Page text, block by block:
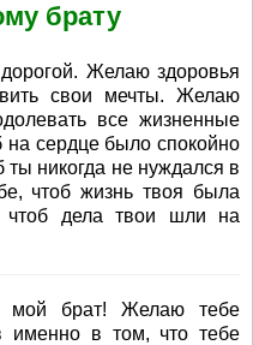
брату
Желаю здоровья
свои мечты. Желаю
все жизненные
сердце было спокойно
никогда не нуждался в
чтоб жизнь твоя была
чтоб дела твои шли на
мой брат! Желаю тебе
именно в том, что тебе